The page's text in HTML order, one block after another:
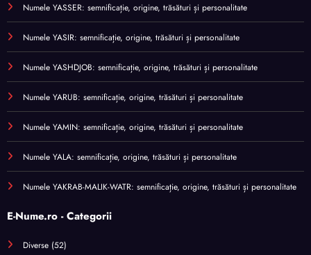
Numele YASSER: semnificație, origine, trăsături și personalitate
Numele YASIR: semnificație, origine, trăsături și personalitate
Numele YASHDJOB: semnificație, origine, trăsături și personalitate
Numele YARUB: semnificație, origine, trăsături și personalitate
Numele YAMIN: semnificație, origine, trăsături și personalitate
Numele YALA: semnificație, origine, trăsături și personalitate
Numele YAKRAB-MALIK-WATR: semnificație, origine, trăsături și personalitate
E-Nume.ro - Categorii
Diverse (52)